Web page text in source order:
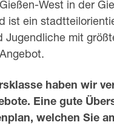
West in der
ist ein
Jugendliche mit
haben wir
Eine gute
welchen Sie